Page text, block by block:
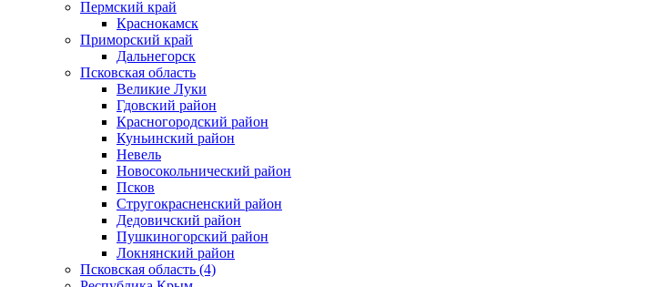
Пермский край
Краснокамск
Приморский край
Дальнегорск
Псковская область
Великие Луки
Гдовский район
Красногородский район
Куньинский район
Невель
Новосокольнический район
Псков
Стругокрасненский район
Дедовичский район
Пушкиногорский район
Локнянский район
Псковская область (4)